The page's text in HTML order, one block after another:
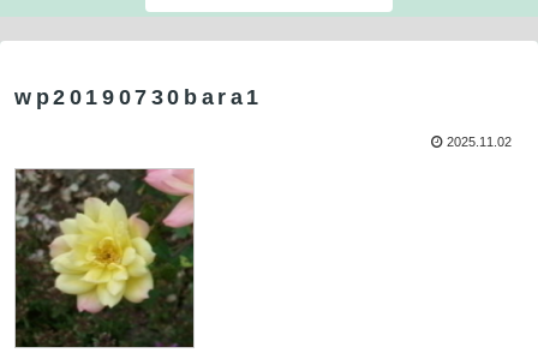
wp20190730bara1
2025.11.02